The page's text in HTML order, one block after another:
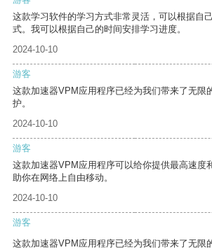
这款学习软件的学习方式非常灵活，可以根据自
式。我可以根据自己的时间安排学习进度。
2024-10-10
游客
这款加速器VPM应用程序已经为我们带来了无限
护。
2024-10-10
游客
这款加速器VPM应用程序可以给你提供最高速度
助你在网络上自由移动。
2024-10-10
游客
这款加速器VPM应用程序已经为我们带来了无限